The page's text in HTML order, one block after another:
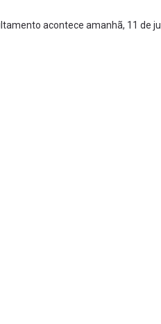
acontece amanhã, 11 de